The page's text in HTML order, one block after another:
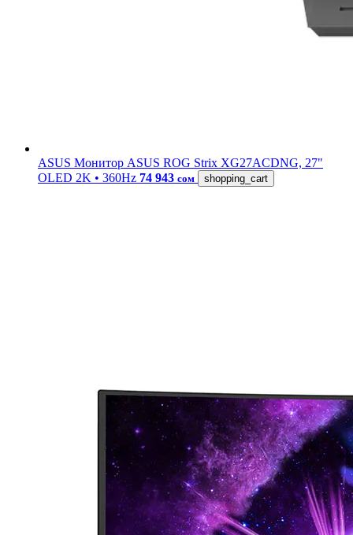
ASUS Монитор ASUS ROG Strix XG27ACDNG, 27"
OLED 2K • 360Hz 74 943 сом shopping_cart